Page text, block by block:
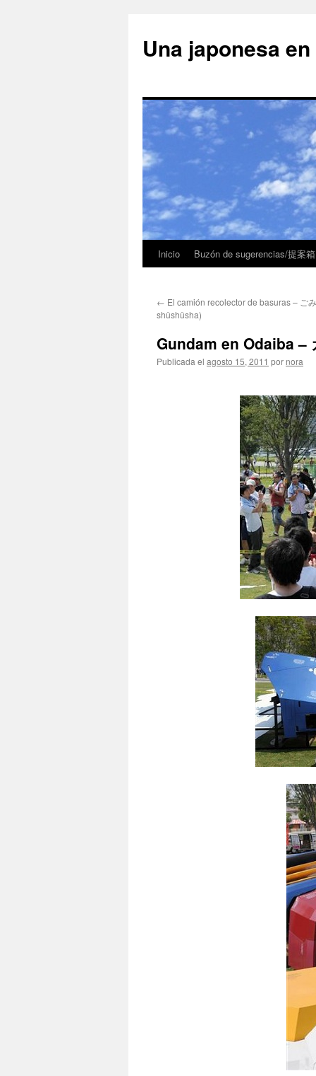
Una japonesa
Inicio Buzón de sugerencias/提案箱
← El camión recolector de basuras – ご
shûshûsha)
Gundam en Odaiba –
Publicada el agosto 15, 2011 por nora